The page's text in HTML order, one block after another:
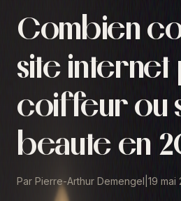
Combien
site internet
coiffeur ou
beaute en
Par Pierre-Arthur Demengel 19 mai